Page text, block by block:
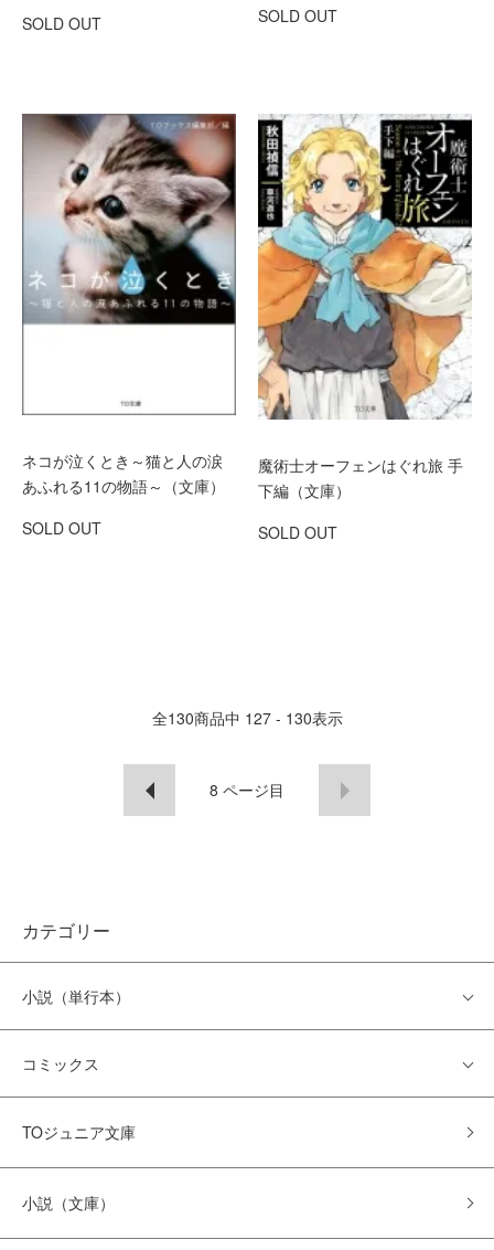
SOLD OUT
SOLD OUT
ネコが泣くとき～猫と人の涙
あふれる11の物語～（文庫）
SOLD OUT
魔術士オーフェンはぐれ旅 手
下編（文庫）
SOLD OUT
全130商品中 127 - 130表示
8 ページ目
カテゴリー
小説（単行本）
コミックス
TOジュニア文庫
小説（文庫）